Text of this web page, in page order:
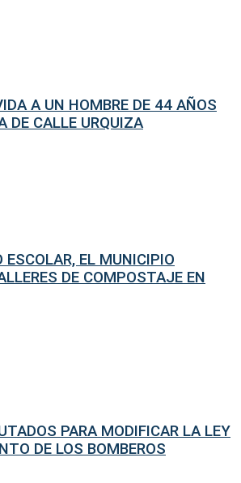
A UN HOMBRE DE 44 AÑOS
DE CALLE URQUIZA
ESCOLAR, EL MUNICIPIO
DE COMPOSTAJE EN
PARA MODIFICAR LA LEY
DE LOS BOMBEROS